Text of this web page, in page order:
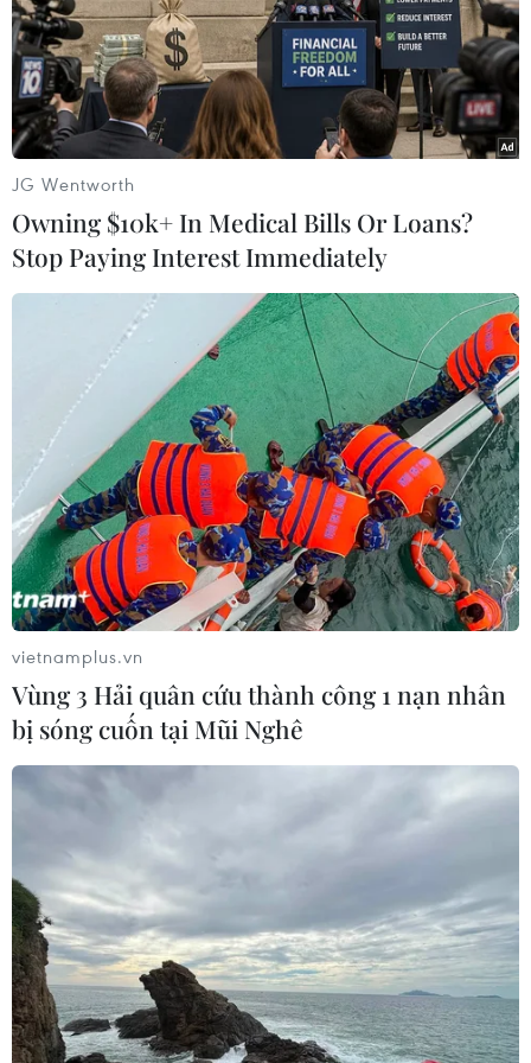
TIN LIÊN QUAN
Vụ cháy phòng trọ 4 sinh viên tử vong là
do làm pháo Tết
11/01/2014 15:01
Nhận định ban đầu , nguyên nhân vụ cháy là do một
sinh viên trong phòng trọ quê ở Đắc Nông mua hóa chất
về chế tạo pháo tại phòng trọ để Tết mang về quê.
Cháy lớn ở đại học Ngoại thương Hà Nội
JG Wentworth
Owning $10k+ In Medical Bills Or Loans?
Stop Paying Interest Immediately
vietnamplus.vn
Vùng 3 Hải quân cứu thành công 1 nạn nhân
bị sóng cuốn tại Mũi Nghê